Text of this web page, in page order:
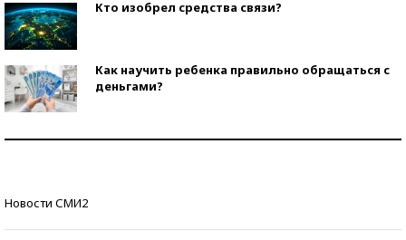
Кто изобрел средства связи?
Как научить ребенка правильно обращаться с
деньгами?
Новости СМИ2